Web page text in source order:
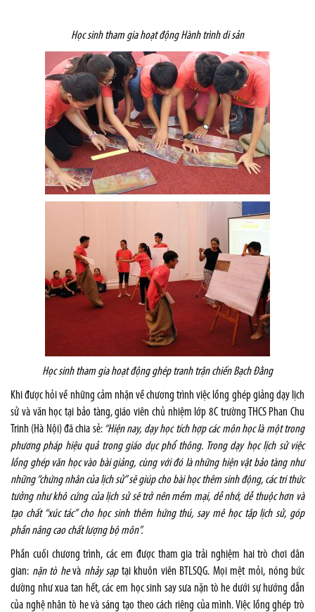
Học sinh tham gia hoạt động Hành trình di sản
Học sinh tham gia hoạt động ghép tranh trận chiến Bạch Đằng
Khi được hỏi về những cảm nhận về chương trình việc lồng ghép giảng dạy lịch
sử và văn học tại bảo tàng, giáo viên chủ nhiệm lớp 8C trường THCS Phan Chu
Trinh (Hà Nội) đã chia sẻ:“Hiện nay, dạy học tích hợp các môn học là một trong
phương pháp hiệu quả trong giáo dục phổ thông. Trong dạy học lịch sử việc
lồng ghép văn học vào bài giảng, cùng với đó là những hiện vật bảo tàng như
những “chứng nhân của lịch sử” sẽ giúp cho bài học thêm sinh động, các tri thức
tưởng như khô cứng của lịch sử sẽ trở nên mềm mại, dễ nhớ, dễ thuộc hơn và
tạo chất “xúc tác” cho học sinh thêm hứng thú, say mê học tập lịch sử, góp
phần nâng cao chất lượng bộ môn”.
Phần cuối chương trình, các em được tham gia trải nghiệm hai trò chơi dân
gian: nặn tò hevà nhảy sạptại khuôn viên BTLSQG. Mọi mệt mỏi, nóng bức
dường như xua tan hết, các em học sinh say sưa nặn tò he dưới sự hướng dẫn
của nghệ nhân tò he và sáng tạo theo cách riêng của mình. Việc lồng ghép trò